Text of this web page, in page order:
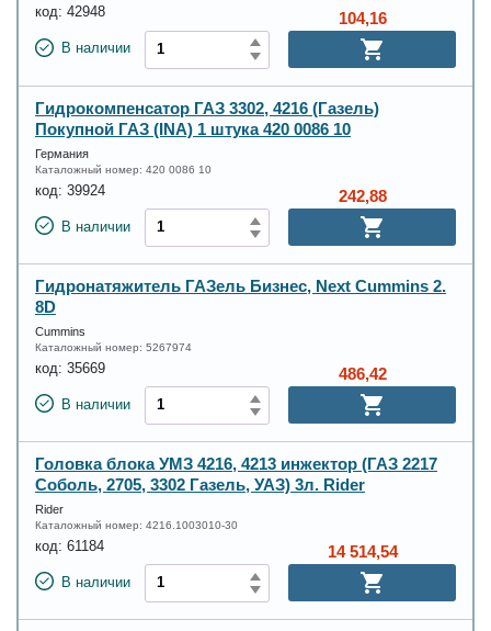
код: 42948
В наличии
104,16
Гидрокомпенсатор ГАЗ 3302, 4216 (Газель)
Покупной ГАЗ (INA) 1 штука 420 0086 10
Германия
Каталожный номер: 420 0086 10
код: 39924
В наличии
242,88
Гидронатяжитель ГАЗель Бизнес, Next Cummins 2.
8D
Cummins
Каталожный номер: 5267974
код: 35669
В наличии
486,42
Головка блока УМЗ 4216, 4213 инжектор (ГАЗ 2217
Соболь, 2705, 3302 Газель, УАЗ) 3л. Rider
Rider
Каталожный номер: 4216.1003010-30
код: 61184
В наличии
14 514,54